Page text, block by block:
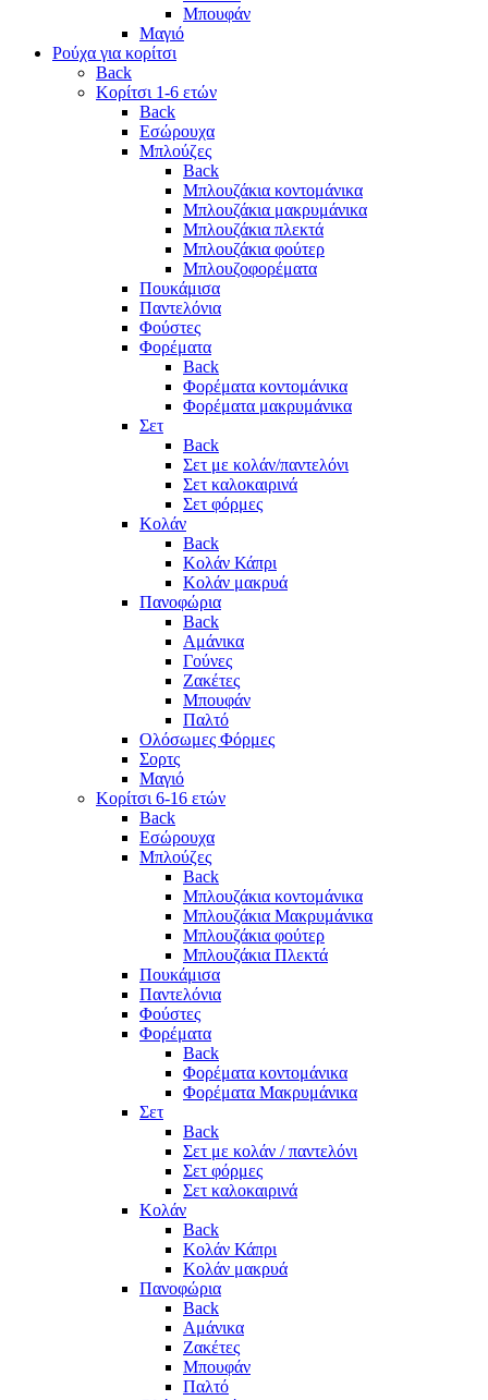
Μπουφάν
Μαγιό
Ρούχα για κορίτσι
Back
Κορίτσι 1-6 ετών
Back
Εσώρουχα
Μπλούζες
Back
Μπλουζάκια κοντομάνικα
Μπλουζάκια μακρυμάνικα
Μπλουζάκια πλεκτά
Μπλουζάκια φούτερ
Μπλουζοφορέματα
Πουκάμισα
Παντελόνια
Φούστες
Φορέματα
Back
Φορέματα κοντομάνικα
Φορέματα μακρυμάνικα
Σετ
Back
Σετ με κολάν/παντελόνι
Σετ καλοκαιρινά
Σετ φόρμες
Κολάν
Back
Κολάν Κάπρι
Κολάν μακρυά
Πανοφώρια
Back
Αμάνικα
Γούνες
Ζακέτες
Μπουφάν
Παλτό
Ολόσωμες Φόρμες
Σορτς
Μαγιό
Κορίτσι 6-16 ετών
Back
Εσώρουχα
Μπλούζες
Back
Μπλουζάκια κοντομάνικα
Μπλουζάκια Μακρυμάνικα
Μπλουζάκια φούτερ
Μπλουζάκια Πλεκτά
Πουκάμισα
Παντελόνια
Φούστες
Φορέματα
Back
Φορέματα κοντομάνικα
Φορέματα Μακρυμάνικα
Σετ
Back
Σετ με κολάν / παντελόνι
Σετ φόρμες
Σετ καλοκαιρινά
Κολάν
Back
Κολάν Κάπρι
Κολάν μακρυά
Πανοφώρια
Back
Αμάνικα
Ζακέτες
Μπουφάν
Παλτό